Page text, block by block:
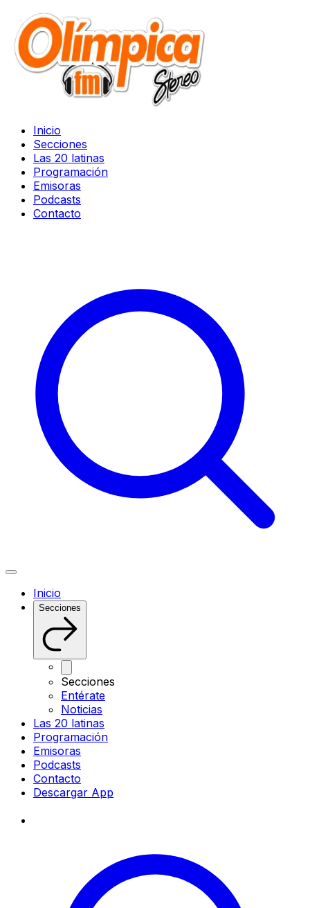
Inicio
Secciones
Las 20 latinas
Programación
Emisoras
Podcasts
Contacto
Inicio
Secciones
Secciones
Entérate
Noticias
Las 20 latinas
Programación
Emisoras
Podcasts
Contacto
Descargar App